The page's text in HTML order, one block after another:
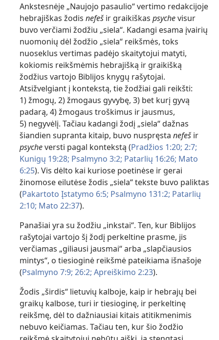
Ankstesnėje „Naujojo pasaulio“ vertimo redakcijoje
hebrajiškas žodis nefešir graikiškas psychevisur
buvo verčiami žodžiu „siela“. Kadangi esama įvairių
nuomonių dėl žodžio „siela“ reikšmės, toks
nuoseklus vertimas padėjo skaitytojui matyti,
kokiomis reikšmėmis hebrajišką ir graikišką
žodžius vartojo Biblijos knygų rašytojai.
Atsižvelgiant į kontekstą, tie žodžiai gali reikšti:
1) žmogų, 2) žmogaus gyvybę, 3) bet kurį gyvą
padarą, 4) žmogaus troškimus ir jausmus,
5) negyvėlį. Tačiau kadangi žodį „siela“ dažnas
šiandien supranta kitaip, buvo nuspręsta nefešir
psycheversti pagal kontekstą (Pradžios 1:20; 2:7;
Kunigų 19:28; Psalmyno 3:2; Patarlių 16:26; Mato
6:25). Vis dėlto kai kuriose poetinėse ir gerai
žinomose eilutėse žodis „siela“ tekste buvo paliktas
(Pakartoto Įstatymo 6:5; Psalmyno 131:2; Patarlių
2:10; Mato 22:37).
Panašiai yra su žodžiu „inkstai“. Ten, kur Biblijos
rašytojai vartojo šį žodį perkeltine prasme, jis
verčiamas „giliausi jausmai“ arba „slapčiausios
mintys“, o tiesioginė reikšmė pateikiama išnašoje
(Psalmyno 7:9; 26:2; Apreiškimo 2:23).
Žodis „širdis“ lietuvių kalboje, kaip ir hebrajų bei
graikų kalbose, turi ir tiesioginę, ir perkeltinę
reikšmę, dėl to dažniausiai kitais atitikmenimis
nebuvo keičiamas. Tačiau ten, kur šio žodžio